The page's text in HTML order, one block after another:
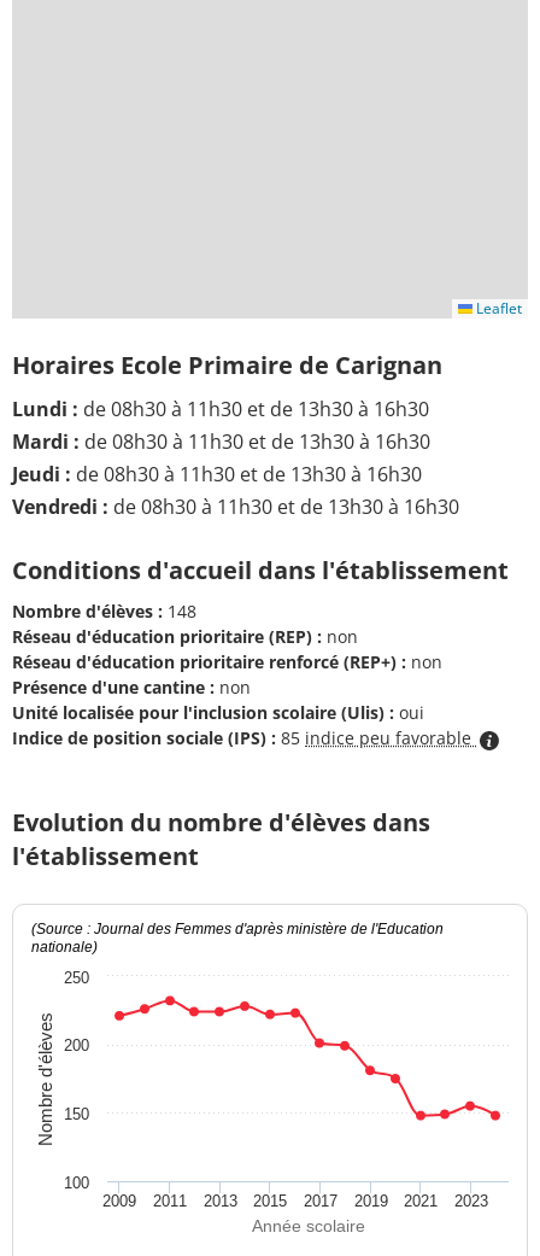
Leaflet
Horaires Ecole Primaire de Carignan
Lundi : de 08h30 à 11h30 et de 13h30 à 16h30
Mardi : de 08h30 à 11h30 et de 13h30 à 16h30
Jeudi : de 08h30 à 11h30 et de 13h30 à 16h30
Vendredi : de 08h30 à 11h30 et de 13h30 à 16h30
Conditions d'accueil dans l'établissement
Nombre d'élèves : 148
Réseau d'éducation prioritaire (REP) : non
Réseau d'éducation prioritaire renforcé (REP+) : non
Présence d'une cantine : non
Unité localisée pour l'inclusion scolaire (Ulis) : oui
Indice de position sociale (IPS) : 85 indice peu favorable
Evolution du nombre d'élèves dans
l'établissement
Année scolaire
Nombre d'élèves
(Source : Journal des Femmes d'après ministère de l'Education
nationale)
2009 2011 2013 2015 2017 2019 2021 2023
150
200
250
100